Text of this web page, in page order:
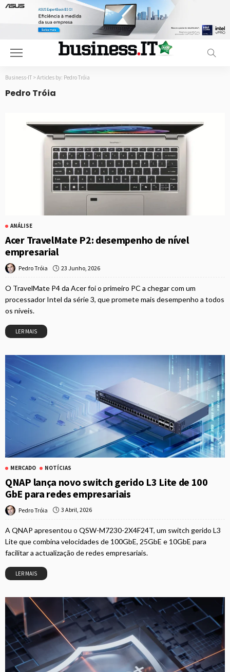
Business-IT > Articles by: Pedro Tróia
Pedro Tróia
ANÁLISE
Acer TravelMate P2: desempenho de nível
empresarial
Pedro Tróia 23 Junho, 2026
O TravelMate P4 da Acer foi o primeiro PC a chegar com um
processador Intel da série 3, que promete mais desempenho a todos
os níveis.
LER MAIS
MERCADO NOTÍCIAS
QNAP lança novo switch gerido L3 Lite de 100
GbE para redes empresariais
Pedro Tróia 3 Abril, 2026
A QNAP apresentou o QSW-M7230-2X4F24T, um switch gerido L3
Lite que combina velocidades de 100GbE, 25GbE e 10GbE para
facilitar a actualização de redes empresariais.
LER MAIS